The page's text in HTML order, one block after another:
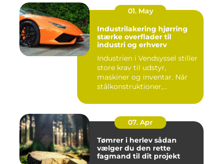
01. May
Industrilakering hjørring
stærke overflader til
industri og erhverv
Industrien i Vendsyssel stiller
store krav til udstyr,
maskiner og inventar. Når
stålkonstruktioner,...
07. Apr
Tømrer i herlev sådan
vælger du den rette
fagmand til dit projekt